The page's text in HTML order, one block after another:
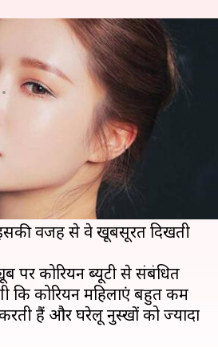
सीक्रेट्स, ग्लोइंग
जरूर करें ट्राय
04:35 pm
या कहें स्किन केयर रूटीन दुनियाभर
सी महिलाओं को लगता है कि
त्वचा के पीछे ढेर सारा
वजह से वे खूबसूरत दिखती
कोरियन ब्यूटी से संबंधित
कि कोरियन महिलाएं बहुत कम
हैं और घरेलू नुस्खों को ज्यादा